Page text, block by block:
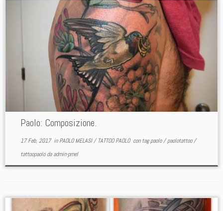
Paolo: Composizione.
17 Feb, 2017inPAOLO MELASI/TATTOO PAOLO con tagpaolo/paolotattoo/
tattoopaolodaadmin-pmel